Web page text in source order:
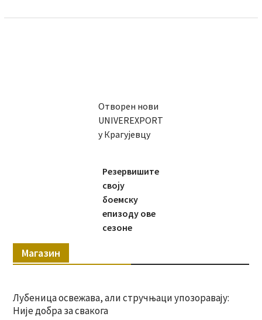
Отворен нови
UNIVEREXPORT
у Крагујевцу
Резервишите
своју
боемску
епизоду ове
сезоне
Магазин
Лубеница освежава, али стручњаци упозоравају:
Није добра за свакога